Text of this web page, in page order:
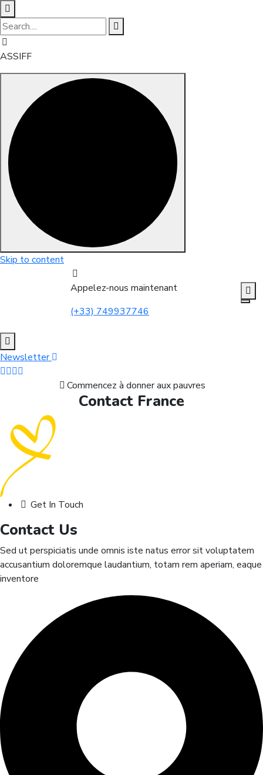
ASSIFF
Skip to content
Appelez-nous maintenant
(+33) 749937746
Newsletter
Commencez à donner aux pauvres
Contact France
Get In Touch
Contact Us
Sed ut perspiciatis unde omnis iste natus error sit voluptatem
accusantium doloremque laudantium, totam rem aperiam, eaque
inventore